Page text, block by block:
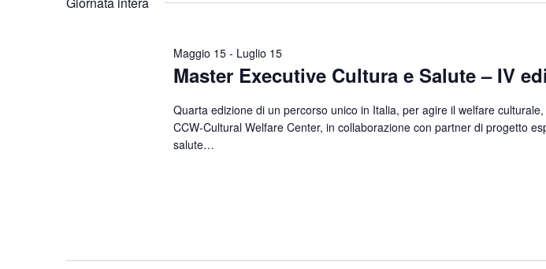
Parola
Master Executive Cultura e Salute – IV
Maggio 15- Luglio 15
Quarta edizione di un percorso unico in Italia, per agire il welfare
CCW-Cultural Welfare Center, in collaborazione con partner di progetto
salute…